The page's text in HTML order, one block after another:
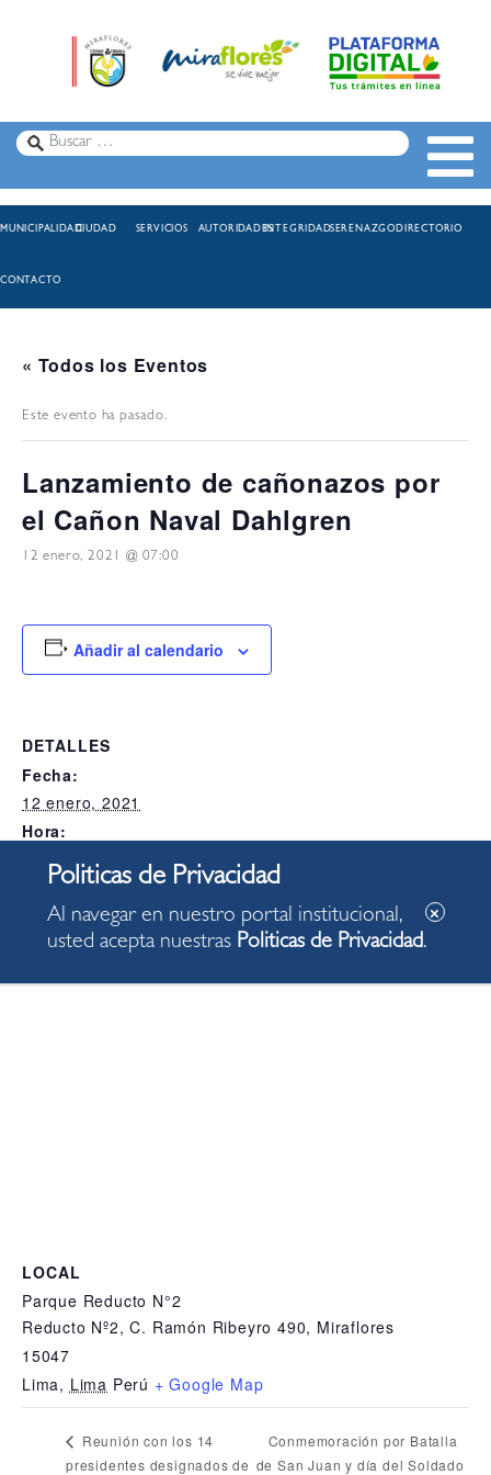
MUNICIPALIDADCIUDAD SERVICIOS AUTORIDADESINTEGRIDADSERENAZGODIRECTORIO
CONTACTO
« Todos los Eventos
Este evento ha pasado.
Lanzamiento de cañonazos por
el Cañon Naval Dahlgren
12 enero, 2021 @ 07:00
Añadir al calendario
DETALLES
Fecha:
12 enero, 2021
Hora:
07:00
Categoría del Evento:
Alcaldia
LOCAL
Parque Reducto N°2
Reducto Nº2, C. Ramón Ribeyro 490, Miraflores
15047
Lima, Lima Perú + Google Map
Reunión con los 14
presidentes designados de
Conmemoración por Batalla
de San Juan y día del Soldado
Al navegar en nuestro portal institucional,
usted acepta nuestras Politicas de Privacidad.